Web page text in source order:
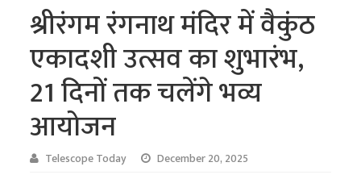
श्रीरंगम रंगनाथ मंदिर में वैकुंठ
एकादशी उत्सव का शुभारंभ,
21 दिनों तक चलेंगे भव्य
आयोजन
Telescope Today December 20, 2025